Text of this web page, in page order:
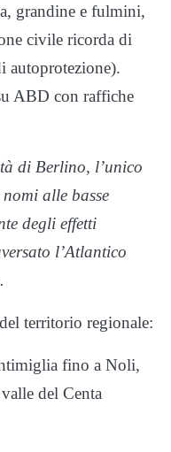
grandine e fulmini,
civile ricorda di
autoprotezione).
ABD con raffiche
di Berlino, l’unico
alle basse
degli effetti
l’Atlantico
territorio regionale:
fino a Noli,
del Centa